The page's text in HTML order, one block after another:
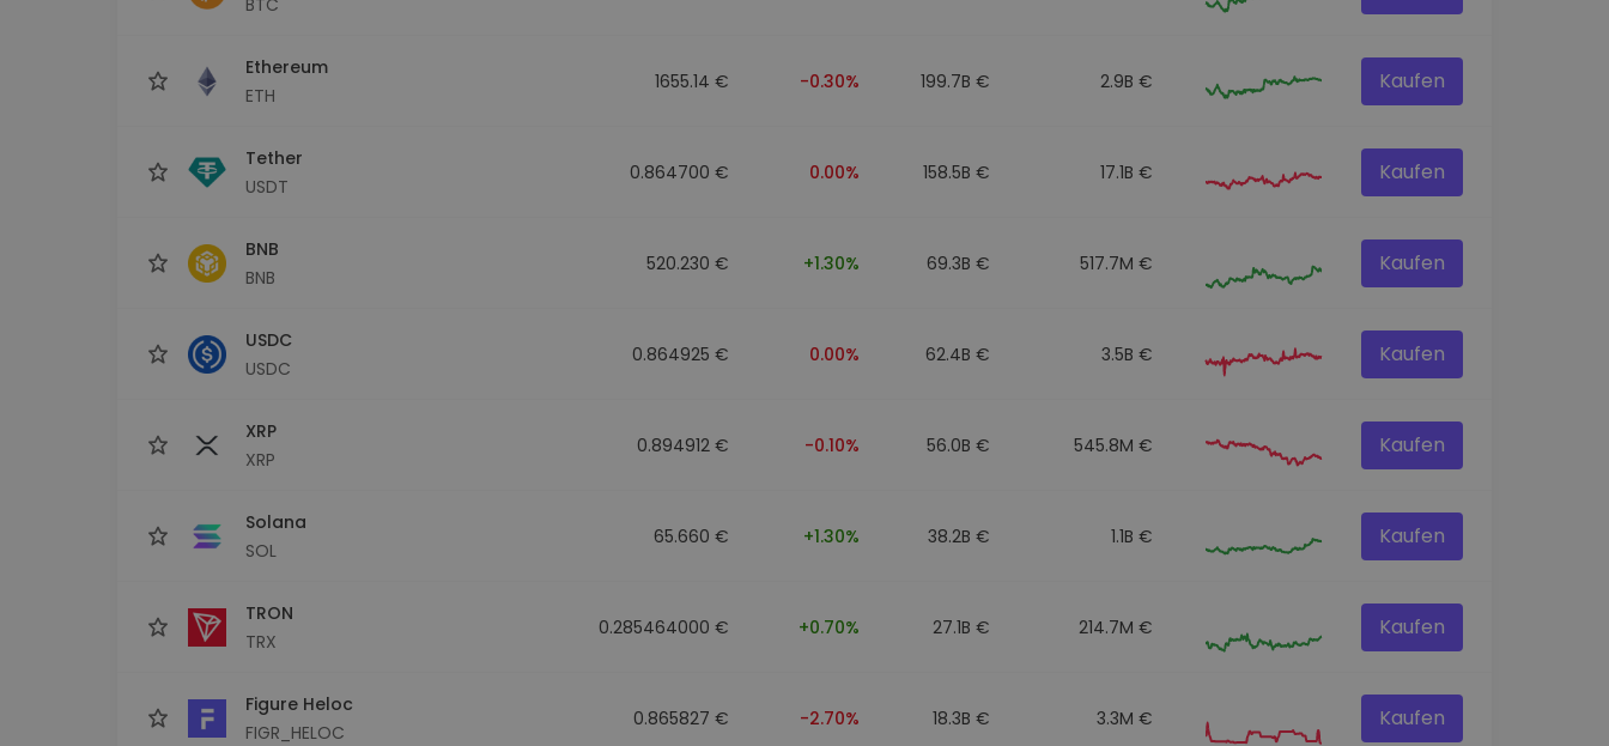
Finde deine Krypto-Strategie
Ethereum
ETH
1655.14 € -0.30% 199.7B € 2.9B € Kaufen
Tether
USDT
0.864700 € 0.00% 158.5B € 17.1B € Kaufen
BNB
BNB
520.230 € +1.30% 69.3B € 517.7M € Kaufen
USDC
USDC
0.864925 € 0.00% 62.4B € 3.5B € Kaufen
XRP
XRP
0.894912 € -0.10% 56.0B € 545.8M € Kaufen
Solana
SOL
65.660 € +1.30% 38.2B € 1.1B € Kaufen
TRON
TRX
0.285464000 € +0.70% 27.1B € 214.7M € Kaufen
Figure Heloc
FIGR_HELOC
0.865827 € -2.70% 18.3B € 3.3M € Kaufen